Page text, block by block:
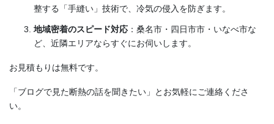
整する「手縫い」技術で、冷気の侵入を防ぎます。
地域密着のスピード対応 ：桑名市・四日市市・いなべ市な
ど、近隣エリアならすぐにお伺いします。
お見積もりは無料です。
「ブログで見た断熱の話を聞きたい」とお気軽にご連絡くださ
い。